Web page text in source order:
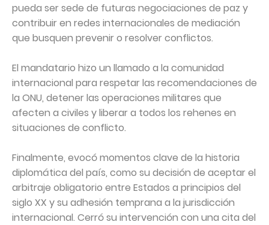
pueda ser sede de futuras negociaciones de paz y
contribuir en redes internacionales de mediación
que busquen prevenir o resolver conflictos.
El mandatario hizo un llamado a la comunidad
internacional para respetar las recomendaciones de
la ONU, detener las operaciones militares que
afecten a civiles y liberar a todos los rehenes en
situaciones de conflicto.
Finalmente, evocó momentos clave de la historia
diplomática del país, como su decisión de aceptar el
arbitraje obligatorio entre Estados a principios del
siglo XX y su adhesión temprana a la jurisdicción
internacional. Cerró su intervención con una cita del